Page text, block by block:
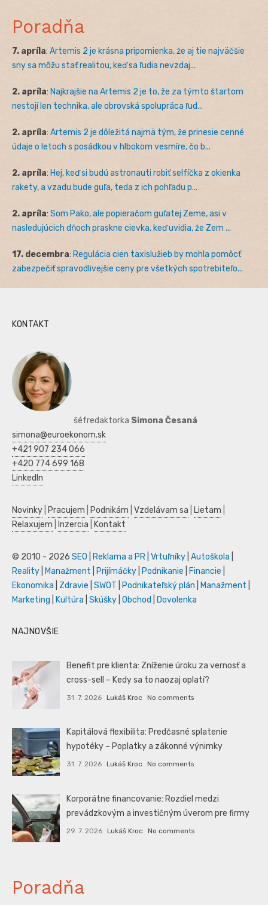
Poradňa
7. apríla: Artemis 2 je krásna pripomienka, že aj tie najväčšie
sny sa môžu stať realitou, keď sa ľudia nevzdaj...
2. apríla: Najkrajšie na Artemis 2 je to, že za týmto štartom
nestojí len technika, ale obrovská spolupráca ľud...
2. apríla: Artemis 2 je dôležitá najmä tým, že prinesie cenné
údaje o letoch s posádkou v hlbokom vesmíre, čo b...
2. apríla: Hej, keď si budú astronauti robiť selfíčka z okienka
rakety, a vzadu bude guľa, teda z ich pohľadu p...
2. apríla: Som Pako, ale popieračom guľatej Zeme, asi v
nasledujúcich dňoch praskne cievka, keď uvidia, že Zem ...
17. decembra: Regulácia cien taxislužieb by mohla pomôcť
zabezpečiť spravodlivejšie ceny pre všetkých spotrebiteľo...
KONTAKT
šéfredaktorka Simona Česaná
simona@euroekonom.sk
+421 907 234 066
+420 774 699 168
LinkedIn
Novinky Pracujem Podnikám Vzdelávam sa Lietam
Relaxujem
Inzercia Kontakt
© 2010 - 2026 SEO Reklama a PR Vrtuľníky Autoškola
Reality
Manažment Prijímáčky Podnikanie Financie
Ekonomika
Zdravie SWOT Podnikateľský plán Manažment
Marketing
Kultúra Skúšky Obchod Dovolenka
NAJNOVŠIE
Benefit pre klienta: Zníženie úroku za vernosť a
cross-sell – Kedy sa to naozaj oplatí?
31. 7. 2026 Lukáš Kroc No comments
Kapitálová flexibilita: Predčasné splatenie
hypotéky – Poplatky a zákonné výnimky
31. 7. 2026 Lukáš Kroc No comments
Korporátne financovanie: Rozdiel medzi
prevádzkovým a investičným úverom pre firmy
29. 7. 2026 Lukáš Kroc No comments
Poradňa